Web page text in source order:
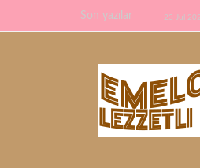
Son yazılar 23 Jul